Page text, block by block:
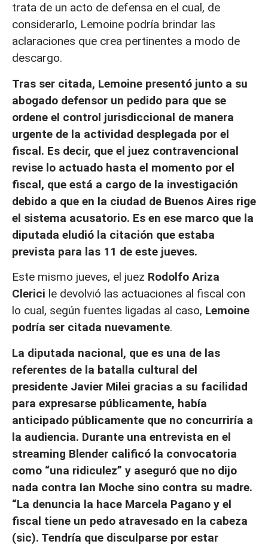
trata de un acto de defensa en el cual, de
considerarlo, Lemoine podría brindar las
aclaraciones que crea pertinentes a modo de
descargo.
Tras ser citada, Lemoine presentó junto a su
abogado defensor un pedido para que se
ordene el control jurisdiccional de manera
urgente de la actividad desplegada por el
fiscal. Es decir, que el juez contravencional
revise lo actuado hasta el momento por el
fiscal, que está a cargo de la investigación
debido a que en la ciudad de Buenos Aires rige
el sistema acusatorio. Es en ese marco que la
diputada eludió la citación que estaba
prevista para las 11 de este jueves.
Este mismo jueves, el juez Rodolfo Ariza
Clerici le devolvió las actuaciones al fiscal con
lo cual, según fuentes ligadas al caso, Lemoine
podría ser citada nuevamente.
La diputada nacional, que es una de las
referentes de la batalla cultural del
presidente Javier Milei gracias a su facilidad
para expresarse públicamente, había
anticipado públicamente que no concurriría a
la audiencia. Durante una entrevista en el
streaming Blender calificó la convocatoria
como “una ridiculez” y aseguró que no dijo
nada contra Ian Moche sino contra su madre.
“La denuncia la hace Marcela Pagano y el
fiscal tiene un pedo atravesado en la cabeza
(sic). Tendría que disculparse por estar